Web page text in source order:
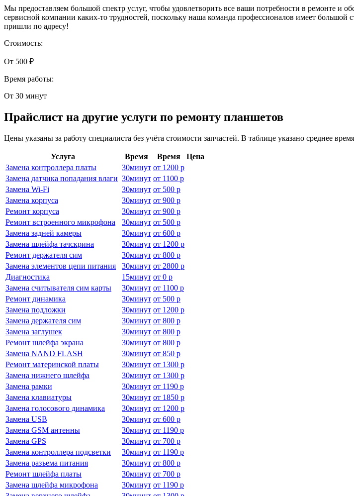
Мы предоставляем большой спектр услуг, чтобы удовлетворить все ваши потребности в ремонте и
сервисной компании каких-то трудностей, поскольку наша команда профессионалов имеет
пришли по адресу!
Стоимость:
От 500 ₽
Время работы:
От 30 минут
Прайслист на другие услуги по ремонту планшетов
Цены указаны за работу специалиста без учёта стоимости запчастей. В таблице указано среднее
Услуга Время Время
Цена
Замена контроллера платы
30минут от 1200 р
Замена датчика попадания влаги 30минут от 1100 р
Замена Wi-Fi
30минут от 500 р
Замена корпуса
30минут от 900 р
Ремонт корпуса
30минут от 900 р
Ремонт встроенного микрофона
30минут от 500 р
Замена задней камеры
30минут от 600 р
Замена шлейфа тачскрина
30минут от 1200 р
Ремонт держателя сим
30минут от 800 р
Замена элементов цепи питания
30минут от 2800 р
Диагностика
15минут от 0 р
Замена считывателя сим карты
30минут от 1100 р
Ремонт динамика
30минут от 500 р
Замена подложки
30минут от 1200 р
Замена держателя сим
30минут от 800 р
Замена заглушек
30минут от 800 р
Ремонт шлейфа экрана
30минут от 800 р
Замена NAND FLASH
30минут от 850 р
Ремонт материнской платы
30минут от 1300 р
Замена нижнего шлейфа
30минут от 1300 р
Замена рамки
30минут от 1190 р
Замена клавиатуры
30минут от 1850 р
Замена голосового динамика
30минут от 1200 р
Замена USB
30минут от 600 р
Замена GSM антенны
30минут от 1190 р
Замена GPS
30минут от 700 р
Замена контроллера подсветки
30минут от 1190 р
Замена разъема питания
30минут от 800 р
Ремонт шлейфа платы
30минут от 700 р
Замена шлейфа микрофона
30минут от 1190 р